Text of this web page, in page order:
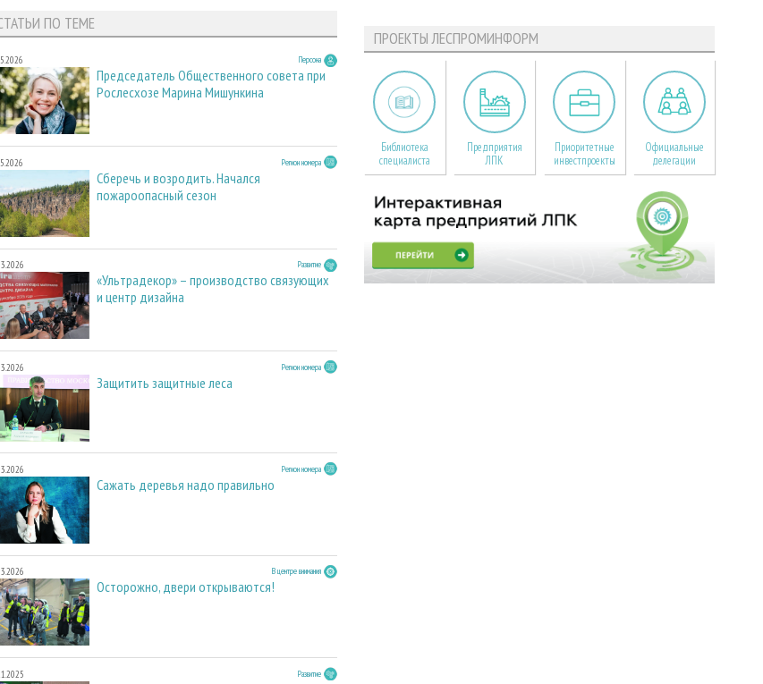
ПО ТЕМЕ
Персона
Председатель Общественного совета при
Рослесхозе Марина Мишункина
Регион номера
Сберечь и возродить. Начался
пожароопасный сезон
Развитие
«Ультрадекор» – производство связующих
и центр дизайна
Регион номера
Защитить защитные леса
Регион номера
Сажать деревья надо правильно
В центре внимания
Осторожно, двери открываются!
Развитие
ПРОЕКТЫ ЛЕСПРОМИНФОРМ
Библиотека
специалиста
Предприятия
ЛПК
Приоритетные
инвестпроекты
Официальные
делегации